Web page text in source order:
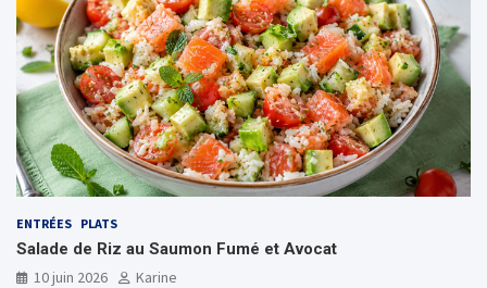
ENTRÉES PLATS
Salade de Riz au Saumon Fumé et Avocat
10 juin 2026
Karine